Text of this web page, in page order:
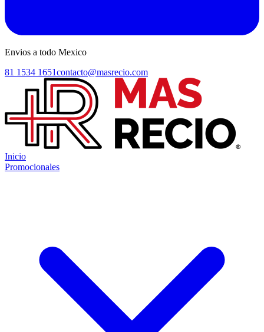
Envios a todo Mexico
81 1534 1651contacto@masrecio.com
Inicio
Promocionales